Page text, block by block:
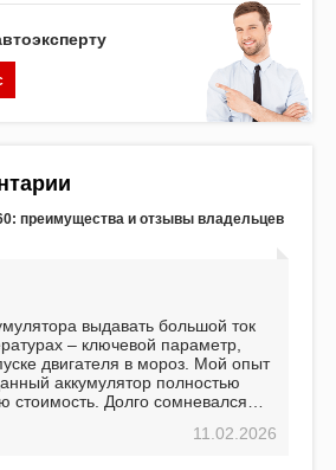
преимущества и отзывы владельцев
выдавать большой ток
– ключевой параметр,
двигателя в мороз. Мой опыт
аккумулятор полностью
стоимость. Долго сомневался
что это отличное вложение,11.02.2026